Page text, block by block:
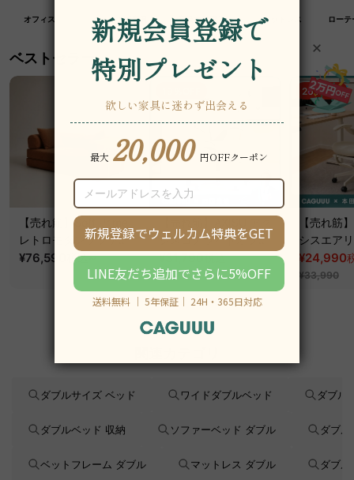
オフィス クラフト紙家具 高級木材家具 マットレス ロー
ベストセラー
【売れ筋】Soft Prime
レトロモダンソファベ
ッド｜20色以上から選
べるコーデュロイ
2WAY【色カスタマイ
¥76,590 税込~
シスコアライトオフィ
スチェア
¥31,790税込 ¥39,290
26％OFF
【売れ筋
シスエア
フィスチ
¥24,990
¥33,990
ダブルサイズ ベッド ワイドダブルベッド ダブル
ダブルベッド 収納 ソファーベッド ダブル ダブ
ベットフレーム ダブル マットレス ダブル ダブ